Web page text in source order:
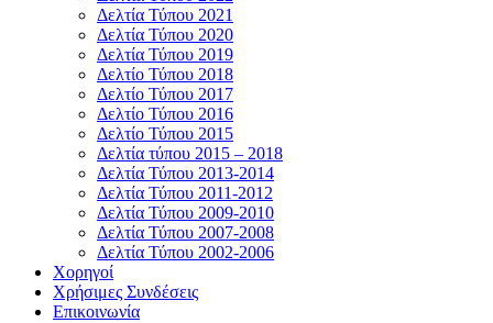
Δελτία Τύπου 2021
Δελτία Τύπου 2020
Δελτία Τύπου 2019
Δελτίο Τύπου 2018
Δελτίο Τύπου 2017
Δελτίο Τύπου 2016
Δελτίο Τύπου 2015
Δελτία τύπου 2015 – 2018
Δελτία Τύπου 2013-2014
Δελτία Τύπου 2011-2012
Δελτία Τύπου 2009-2010
Δελτία Τύπου 2007-2008
Δελτία Τύπου 2002-2006
Χορηγοί
Χρήσιμες Συνδέσεις
Επικοινωνία